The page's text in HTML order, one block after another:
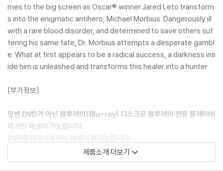
mes to the big screen as Oscar® winner Jared Leto transform
s into the enigmatic antihero, Michael Morbius. Dangerously ill
with a rare blood disorder, and determined to save others suf
fering his same fate, Dr. Morbius attempts a desperate gambl
e. What at first appears to be a radical success, a darkness ins
ide him is unleashed and transforms this healer into a hunter.
[부가정보]
일반 DVD가 아닌 블루레이(Blu-ray) 디스크로 블루레이 전용 플레이어
에서만 재생이 가능합니다.
DVD플레이어에서는 재생이 불가능합니다.
이 상품에 포함된 DVD는 미국 지역코드 1번입니다.
아웃케이스 재고가 소진된 경우, 아웃케이스는 없을 수 있습니다.
제품소개 더보기